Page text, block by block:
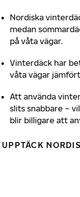
Nordiska
medan
på våta vägar.
Vinterdäck har
våta vägar
Att använda
slits snabbare –
blir billigare att
UPPTÄCK